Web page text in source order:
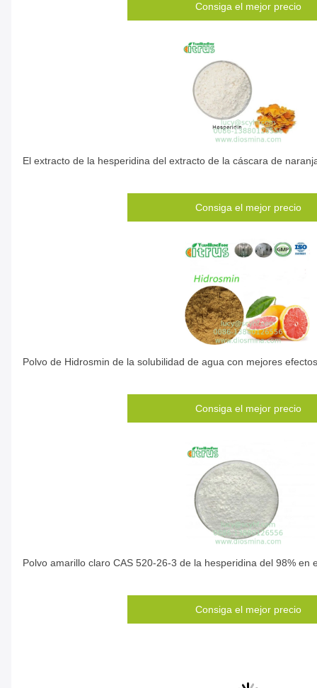
Consiga el mejor precio
El extracto de la hesperidina del extracto de la cáscara de
Consiga el mejor precio
Polvo de Hidrosmin de la solubilidad de agua con mejores
Consiga el mejor precio
Polvo amarillo claro CAS 520-26-3 de la hesperidina del 98% en
Consiga el mejor precio